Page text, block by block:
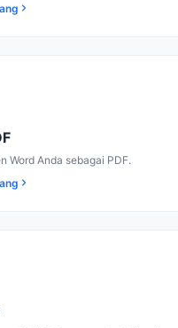
Word Anda sebagai PDF.